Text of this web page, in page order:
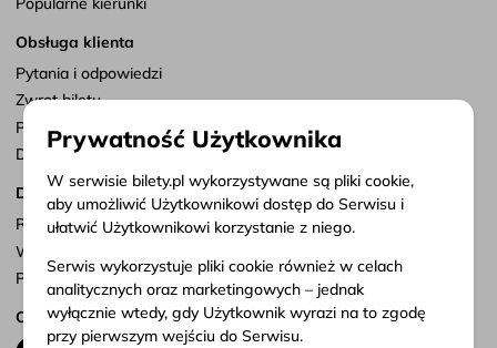
Obsługa klienta
Pytania i odpowiedzi
Zwrot biletu
Punkty sprzedaży
Dostosuj zgody
Dokumenty
Regulamin serwisu
Warunki przewozu
Polityka prywatności
Obserwuj nas
Prywatność Użytkownika
W serwisie bilety.pl wykorzystywane są pliki cookie,
aby umożliwić Użytkownikowi dostęp do Serwisu i
ułatwić Użytkownikowi korzystanie z niego.
Serwis wykorzystuje pliki cookie również w celach
analitycznych oraz marketingowych – jednak
wyłącznie wtedy, gdy Użytkownik wyrazi na to zgodę
przy pierwszym wejściu do Serwisu.